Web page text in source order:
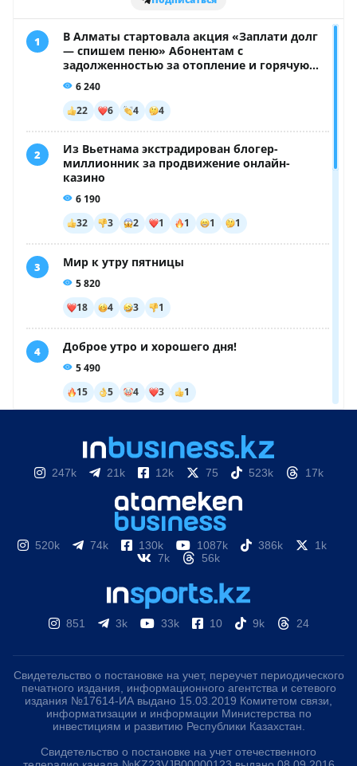
247k 21k 12k 75 523k 17k
520k 74k 130k 1087k 386k
1k
7k
56k
851 3k 33k 10 9k 24
Свидетельство о постановке на учет, переучет периодического
печатного издания, информационного агентства и сетевого
издания №17614-ИА выдано 15.03.2019 Комитетом связи,
информатизации и информации Министерства по
инвестициям и развитию Республики Казахстан.
Свидетельство о постановке на учет отечественного